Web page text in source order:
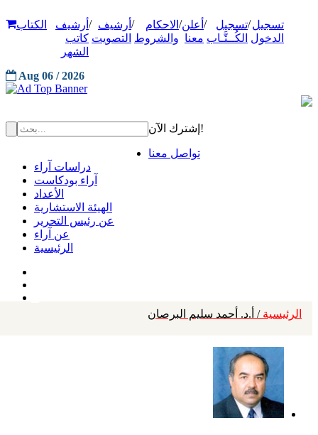
تسجيل
الدخول
/تسجيل
الكُــتَّـاب
/ أعلن
معنا
/ الاحكام
والشروط
/ أرشيف
التصويت
/ أرشيف
كاتب
الشهر
الكتاب
Aug 06 / 2026
إشترك الآن!
تواصل معنا
دراسات آراء
آراء بودكاست
الأعداد
الهيئة الاستشارية
عن رئيس التحرير
عن آراء
الرئيسية
الرئيسية / أ.د. أحمد سليم البرصان